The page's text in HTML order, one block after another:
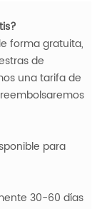
forma gratuita,
de
una tarifa de
para
30-60 días